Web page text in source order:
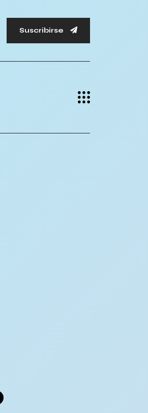
Suscribirse